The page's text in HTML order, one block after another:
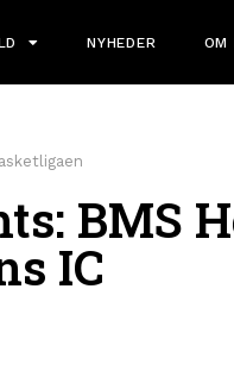
NYHEDER OM
BMS
IC